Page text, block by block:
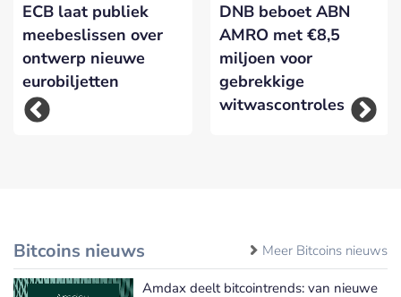
ECB laat publiek
meebeslissen over
ontwerp nieuwe
eurobiljetten
DNB beboet ABN
AMRO met €8,5
miljoen voor
gebrekkige
witwascontroles
Bitcoins nieuws Meer Bitcoins nieuws
Amdax deelt bitcointrends: van nieuwe